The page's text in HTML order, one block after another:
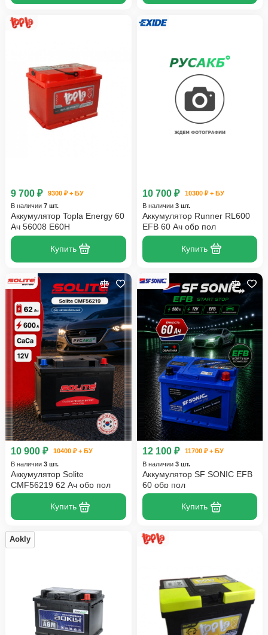
9 700 ₽
9300 ₽ + БУ
В наличии 7 шт.
Аккумулятор Topla Energy 60
Ач 56008 E60H
Купить
10 700 ₽
10300 ₽ + БУ
В наличии 3 шт.
Аккумулятор Runner RL600
EFB 60 Ач обр пол
Купить
10 900 ₽
10400 ₽ + БУ
В наличии 3 шт.
Аккумулятор Solite
CMF56219 62 Ач обр пол
Купить
12 100 ₽
11700 ₽ + БУ
В наличии 3 шт.
Аккумулятор SF SONIC EFB
60 обр пол
Купить
Aokly